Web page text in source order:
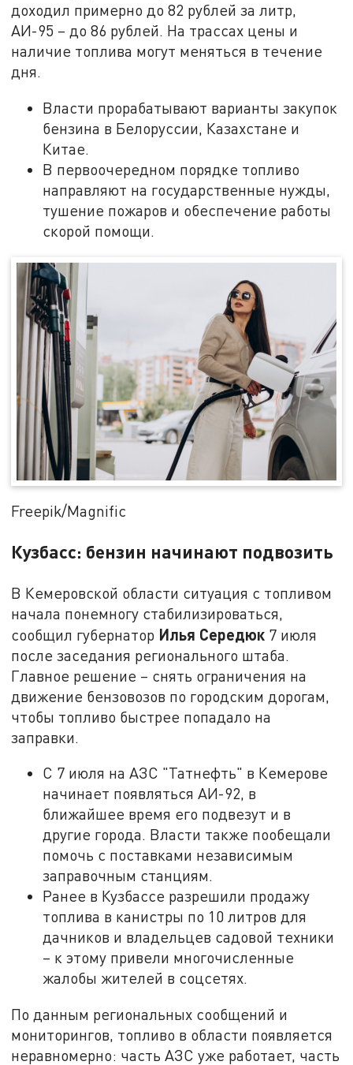
доходил примерно до 82 рублей за литр,
АИ-95 – до 86 рублей. На трассах цены и
наличие топлива могут меняться в течение
дня.
Власти прорабатывают варианты закупок
бензина в Белоруссии, Казахстане и
Китае.
В первоочередном порядке топливо
направляют на государственные нужды,
тушение пожаров и обеспечение работы
скорой помощи.
Freepik/Magnific
Кузбасс: бензин начинают подвозить
В Кемеровской области ситуация с топливом
начала понемногу стабилизироваться,
сообщил губернатор Илья Середюк 7 июля
после заседания регионального штаба.
Главное решение – снять ограничения на
движение бензовозов по городским дорогам,
чтобы топливо быстрее попадало на
заправки.
С 7 июля на АЗС "Татнефть" в Кемерове
начинает появляться АИ-92, в
ближайшее время его подвезут и в
другие города. Власти также пообещали
помочь с поставками независимым
заправочным станциям.
Ранее в Кузбассе разрешили продажу
топлива в канистры по 10 литров для
дачников и владельцев садовой техники
– к этому привели многочисленные
жалобы жителей в соцсетях.
По данным региональных сообщений и
мониторингов, топливо в области появляется
неравномерно: часть АЗС уже работает, часть